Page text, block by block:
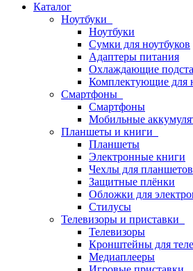
Каталог
Ноутбуки
Ноутбуки
Сумки для ноутбуков
Адаптеры питания
Охлаждающие
Комплектующие для
Смартфоны
Смартфоны
Мобильные
Планшеты и книги
Планшеты
Электронные книги
Чехлы для планшетов
Защитные плёнки
Обложки для
Стилусы
Телевизоры и приставки
Телевизоры
Кронштейны для
Медиаплееры